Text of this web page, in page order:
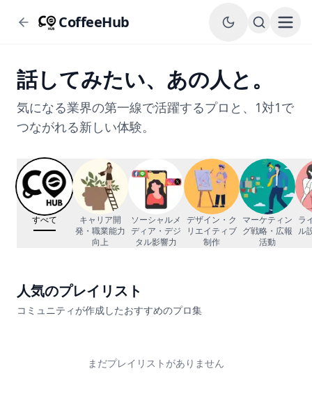
CoffeeHub
話してみたい、あの人と。
気になる業界の第一線で活躍するプロと、1対1で
つながれる新しい体験。
すべて
キャリア開
発・職業能力
向上
ソーシャルメ
ディア・デジ
タル影響力
デザイン・ク
リエイティブ
制作
マーケティン
グ戦略・広報
活動
ラ
ル
人気のプレイリスト
コミュニティが作成したおすすめのプロ集
まだプレイリストがありません